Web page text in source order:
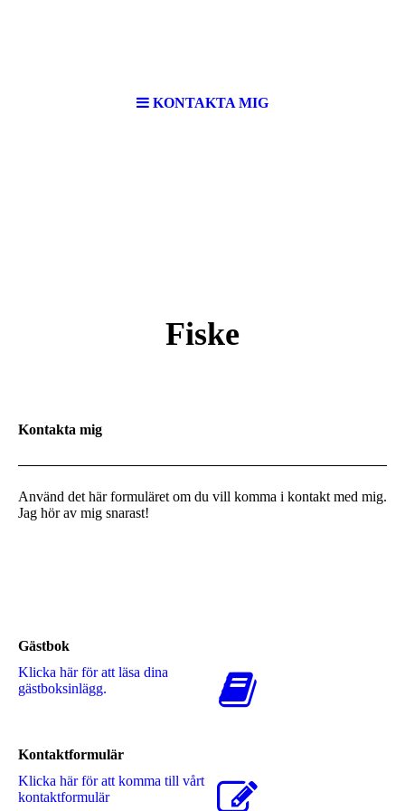
KONTAKTA MIG
Fiske
Kontakta mig
Använd det här formuläret om du vill komma i kontakt med mig.
Jag hör av mig snarast!
Gästbok
Klicka här för att läsa dina
gästboksinlägg.
Kontaktformulär
Klicka här för att komma till vårt
kontaktformulär